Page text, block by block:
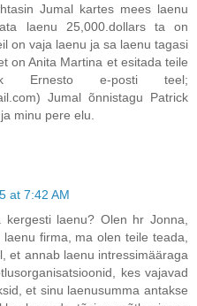
Jumal kartes mees laenu
laenu 25,000.dollars ta on
on vaja laenu ja sa laenu tagasi
on Anita Martina et esitada teile
Ernesto e-posti teel;
Jumal õnnistagu Patrick
minu pere elu.
at 7:42 AM
laenu? Olen hr Jonna,
firma, ma olen teile teada,
et annab laenu intressimääraga
kes vajavad
et sinu laenusumma antakse